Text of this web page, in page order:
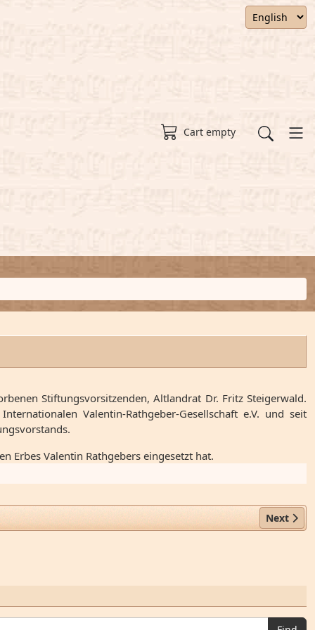
Cart empty
Stiftungsvorsitzenden, Altlandrat Dr. Fritz Steigerwald.
Valentin-Rathgeber-Gesellschaft e.V. und seit
Erbes Valentin Rathgebers eingesetzt hat.
Next
Next